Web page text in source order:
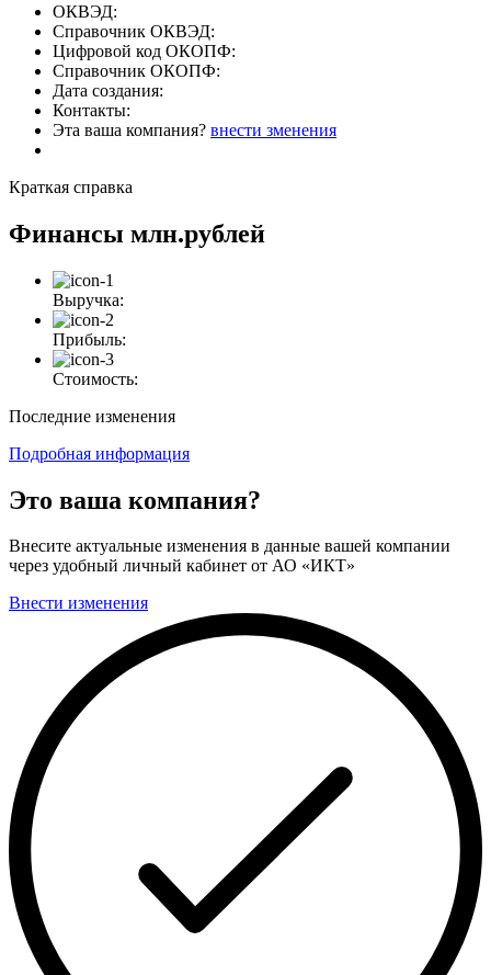
ОКВЭД:
Справочник ОКВЭД:
Цифровой код ОКОПФ:
Справочник ОКОПФ:
Дата создания:
Контакты:
Эта ваша компания? внести зменения
Краткая справка
Финансы млн.рублей
Выручка:
Прибыль:
Стоимость:
Последние изменения
Подробная информация
Это ваша компания?
Внесите актуальные изменения в данные вашей компании
через удобный личный кабинет от АО «ИКТ»
Внести изменения